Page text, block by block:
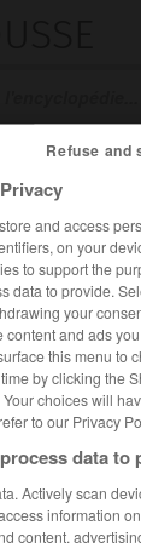
>les
des
».
Refuse and
and access
on your
to support the
data to provide.
your
and ads
this menu to
by clicking the
choices will
to our Privacy
data to
Actively scan
information
content,